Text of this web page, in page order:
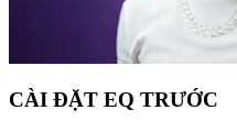
CÀI ĐẶT EQ TRƯỚC